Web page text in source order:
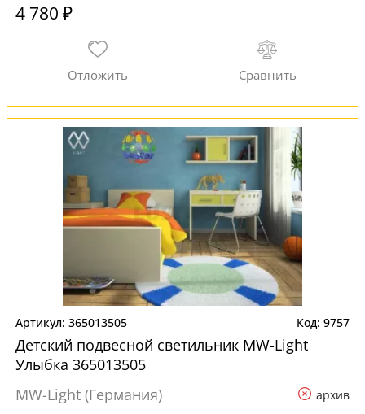
4 780 ₽
365013505 9757
Детский подвесной светильник MW-Light
Улыбка 365013505
MW-Light (Германия)
архив